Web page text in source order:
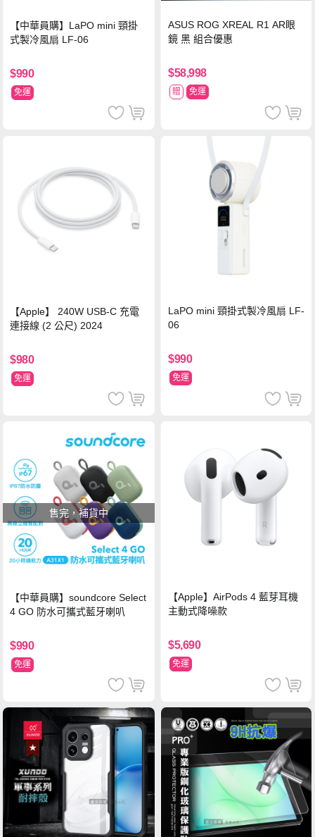
【中華員購】LaPO mini 頸掛
式製冷風扇 LF-06
$990
免運
ASUS ROG XREAL R1 AR眼
鏡 黑 組合優惠
$58,998
贈 免運
【Apple】 240W USB-C 充電
連接線 (2 公尺) 2024
$980
免運
LaPO mini 頸掛式製冷風扇 LF-
06
$990
免運
售完，補貨中
【中華員購】soundcore Select
4 GO 防水可攜式藍牙喇叭
$990
免運
【Apple】AirPods 4 藍芽耳機
主動式降噪款
$5,690
免運